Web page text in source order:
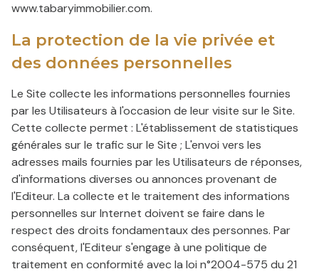
www.tabaryimmobilier.com.
La protection de la vie privée et
des données personnelles
Le Site collecte les informations personnelles fournies
par les Utilisateurs à l'occasion de leur visite sur le Site.
Cette collecte permet : L'établissement de statistiques
générales sur le trafic sur le Site ; L'envoi vers les
adresses mails fournies par les Utilisateurs de réponses,
d'informations diverses ou annonces provenant de
l'Editeur. La collecte et le traitement des informations
personnelles sur Internet doivent se faire dans le
respect des droits fondamentaux des personnes. Par
conséquent, l'Editeur s'engage à une politique de
traitement en conformité avec la loi n°2004-575 du 21